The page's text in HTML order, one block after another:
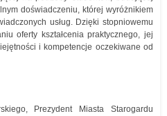
doświadczeniu, której wyróżnikiem
usług. Dzięki stopniowemu
oferty kształcenia praktycznego, jej
i kompetencje oczekiwane od
Prezydent Miasta Starogardu